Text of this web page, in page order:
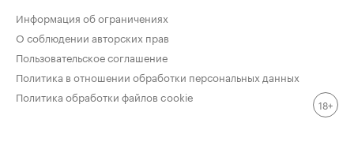
Информация об ограничениях
О соблюдении авторских прав
Пользовательское соглашение
Политика в отношении обработки персональных данных
Политика обработки файлов cookie
18+